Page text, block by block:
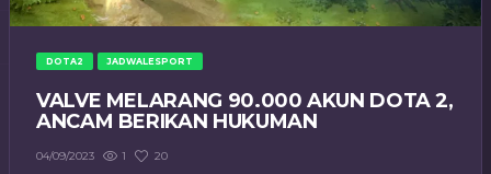
DOTA2 JADWALESPORT
VALVE MELARANG 90.000 AKUN DOTA 2,
ANCAM BERIKAN HUKUMAN
04/09/2023 1 20